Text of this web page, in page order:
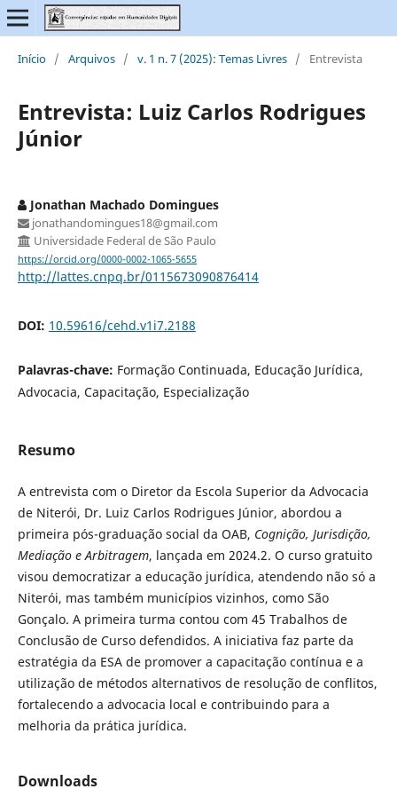
Início / Arquivos / v. 1 n. 7 (2025): Temas Livres / Entrevista
Entrevista: Luiz Carlos Rodrigues
Júnior
Jonathan Machado Domingues
jonathandomingues18@gmail.com
Universidade Federal de São Paulo
https://orcid.org/0000-0002-1065-5655
http://lattes.cnpq.br/0115673090876414
DOI: 10.59616/cehd.v1i7.2188
Palavras-chave: Formação Continuada, Educação Jurídica,
Advocacia, Capacitação, Especialização
Resumo
A entrevista com o Diretor da Escola Superior da Advocacia
de Niterói, Dr. Luiz Carlos Rodrigues Júnior, abordou a
primeira pós-graduação social da OAB, Cognição, Jurisdição,
Mediação e Arbitragem, lançada em 2024.2. O curso gratuito
visou democratizar a educação jurídica, atendendo não só a
Niterói, mas também municípios vizinhos, como São
Gonçalo. A primeira turma contou com 45 Trabalhos de
Conclusão de Curso defendidos. A iniciativa faz parte da
estratégia da ESA de promover a capacitação contínua e a
utilização de métodos alternativos de resolução de conflitos,
fortalecendo a advocacia local e contribuindo para a
melhoria da prática jurídica.
Downloads